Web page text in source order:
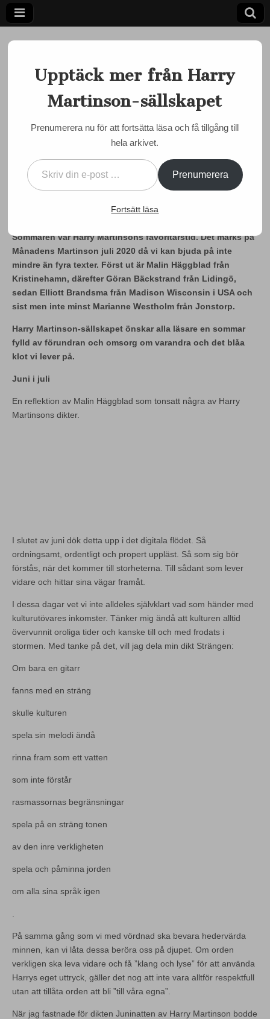
Harry
Martinson-
sällskapet
Ett författarskap som fångar daggdroppen och speglar
kosmos
Månadens Martinson juli
2020 #1: av Malin
Häggblad
5 Comments
Sommaren var Harry Martinsons favoritårstid. Det märks på
Månadens Martinson juli 2020 då vi kan bjuda på inte
mindre än fyra texter. Först ut är Malin Häggblad från
Kristinehamn, därefter Göran Bäckstrand från Lidingö,
sedan Elliott Brandsma från Madison Wisconsin i USA och
sist men inte minst Marianne Westholm från Jonstorp.
Harry Martinson-sällskapet önskar alla läsare en sommar
fylld av förundran och omsorg om varandra och det blåa
klot vi lever på.
Juni i juli
En reflektion av Malin Häggblad som tonsatt några av Harry
Martinsons dikter.
I slutet av juni dök detta upp i det digitala flödet. Så
ordningsamt, ordentligt och propert uppläst. Så som sig bör
förstås, när det kommer till storheterna. Till sådant som lever
vidare och hittar sina vägar framåt.
I dessa dagar vet vi inte alldeles självklart vad som händer med
kulturutövares inkomster. Tänker mig ändå att kulturen alltid
övervunnit oroliga tider och kanske till och med frodats i
stormen. Med tanke på det, vill jag dela min dikt Strängen:
Om bara en gitarr
fanns med en sträng
skulle kulturen
spela sin melodi ändå
rinna fram som ett vatten
som inte förstår
rasmassornas begränsningar
spela på en sträng tonen
av den inre verkligheten
spela och påminna jorden
om alla sina språk igen
På samma gång som vi med vördnad ska bevara hedervärda
minnen, kan vi låta dessa beröra oss på djupet. Om orden
verkligen ska leva vidare och få ”klang och lyse” för att använda
Harrys eget uttryck, gäller det nog att inte vara alltför respektfull
utan att tillåta orden att bli ”till våra egna”.
När jag fastnade för dikten Juninatten av Harry Martinson bodde
Upptäck mer från Harry
Martinson-sällskapet
Prenumerera nu för att fortsätta läsa och få tillgång till
hela arkivet.
Prenumerera
Fortsätt läsa